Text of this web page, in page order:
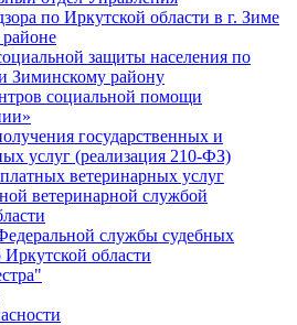
по Иркутской области в г. Зиме
защиты населения по
Зиминскому району
социальной помощи
государственных и
услуг (реализация 210-ФЗ)
ветеринарных услуг
ветеринарной службой
службы судебных
области